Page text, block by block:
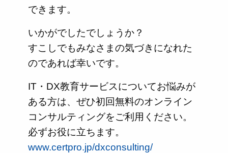
できます。
いかがでしたでしょうか？
すこしでもみなさまの気づきになれた
のであれば幸いです。
IT・DX教育サービスについてお悩みが
ある方は、ぜひ初回無料のオンライン
コンサルティングをご利用ください。
必ずお役に立ちます。
www.certpro.jp/dxconsulting/